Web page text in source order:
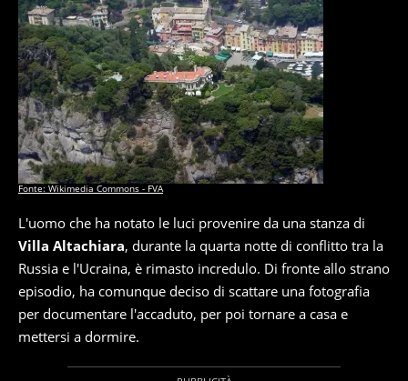
Fonte: Wikimedia Commons - FVA
L'uomo che ha notato le luci provenire da una stanza di
Villa Altachiara, durante la quarta notte di conflitto tra la
Russia e l'Ucraina, è rimasto incredulo. Di fronte allo strano
episodio, ha comunque deciso di scattare una fotografia
per documentare l'accaduto, per poi tornare a casa e
mettersi a dormire.